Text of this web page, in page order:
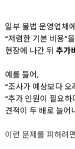
일부 불법 운영업체
“저렴한 기본 비용”
현장에 나간 뒤 추가
예를 들어,
“조사가 예상보다 오
“추가 인원이 필요하
견적이 두 배로 늘어
이런 문제를 피하려